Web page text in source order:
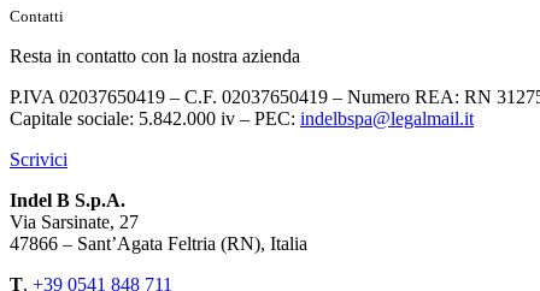
Contatti
Resta in contatto con la nostra azienda
P.IVA 02037650419 – C.F. 02037650419 – Numero REA: RN
Capitale sociale: 5.842.000 iv – PEC: indelbspa@legalmail.it
Scrivici
Indel B S.p.A.
Via Sarsinate, 27
47866 – Sant’Agata Feltria (RN), Italia
T. +39 0541 848 711